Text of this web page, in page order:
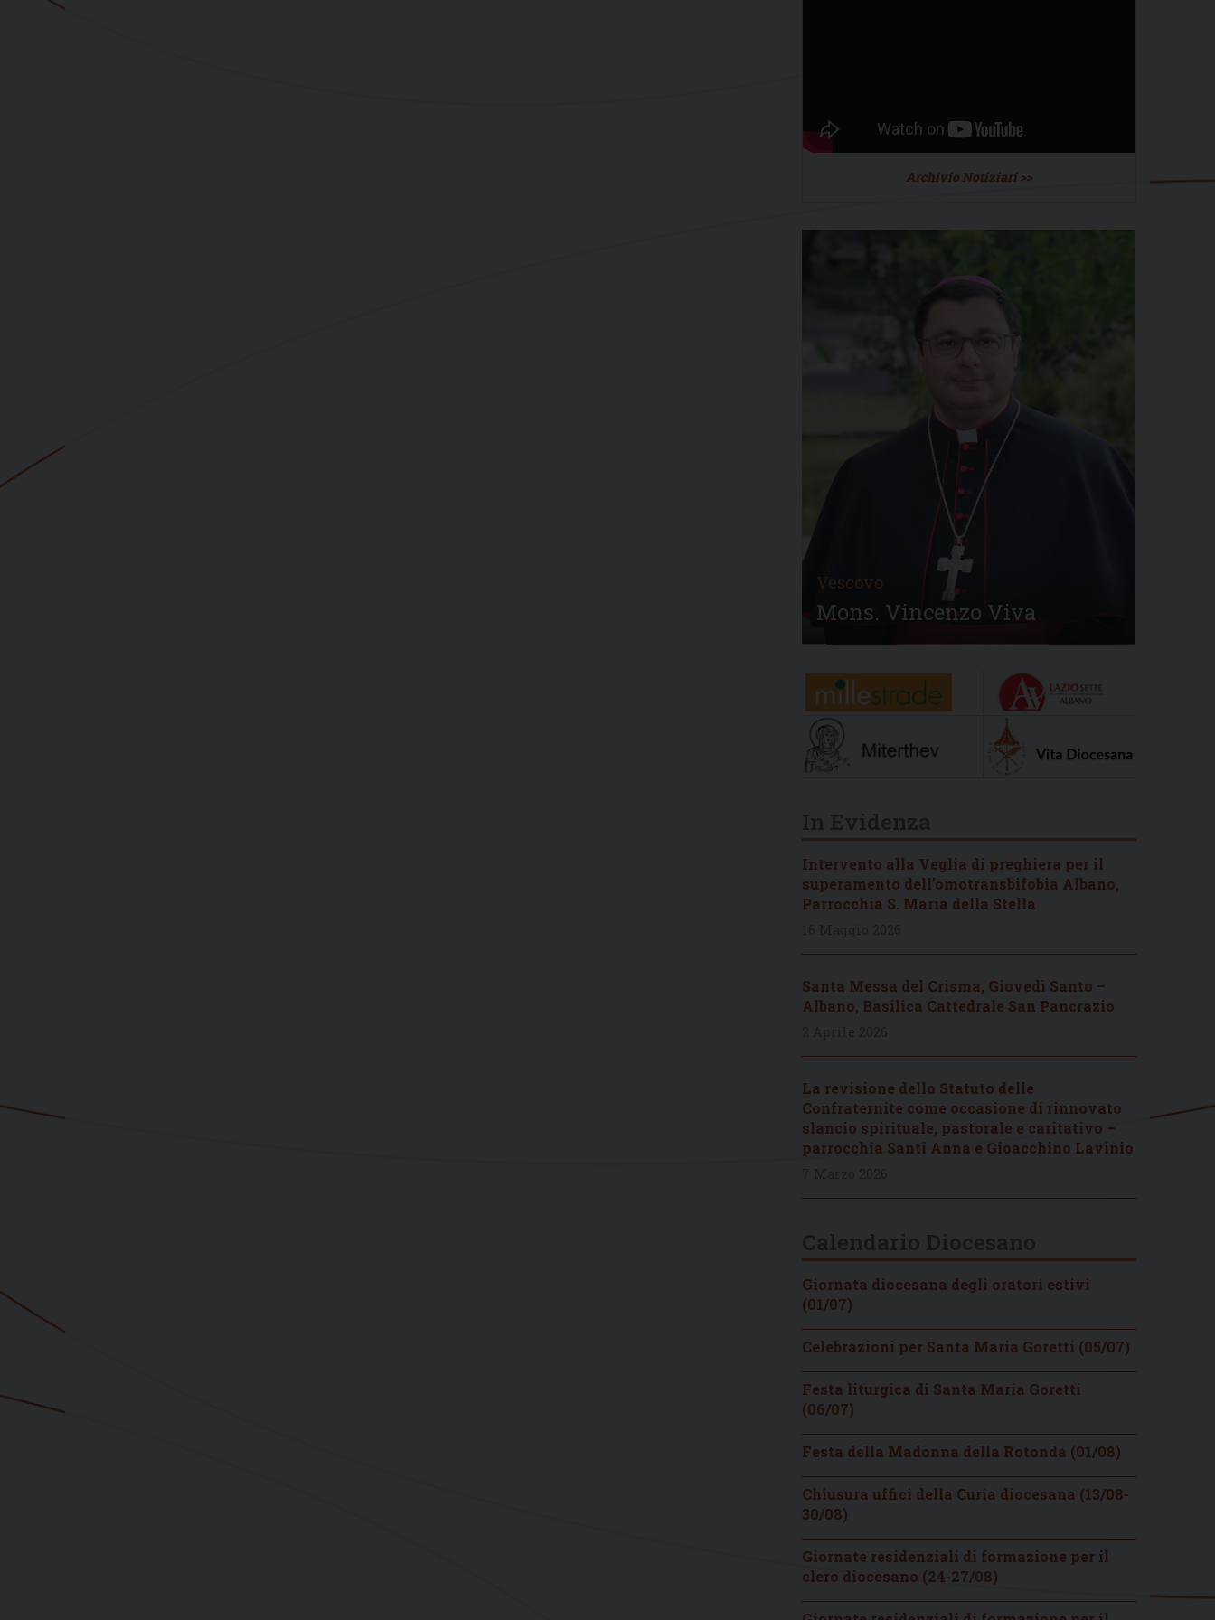
Archivio Notiziari >>
Vescovo
Mons. Vincenzo Viva
Intervento alla Veglia di preghiera per il
superamento dell’omotransbifobia Albano,
Parrocchia S. Maria della Stella
Santa Messa del Crisma, Giovedì Santo –
Albano, Basilica Cattedrale San Pancrazio
La revisione dello Statuto delle
Confraternite come occasione di rinnovato
slancio spirituale, pastorale e caritativo –
parrocchia Santi Anna e Gioacchino Lavinio
Giornata diocesana degli oratori estivi
(01/07)
Celebrazioni per Santa Maria Goretti (05/07)
Festa liturgica di Santa Maria Goretti
(06/07)
Festa della Madonna della Rotonda (01/08)
Chiusura uffici della Curia diocesana (13/08-
30/08)
Giornate residenziali di formazione per il
clero diocesano (24-27/08)